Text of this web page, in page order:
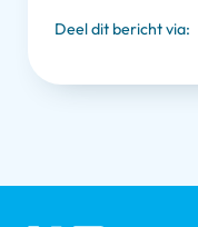
Deel dit bericht via: